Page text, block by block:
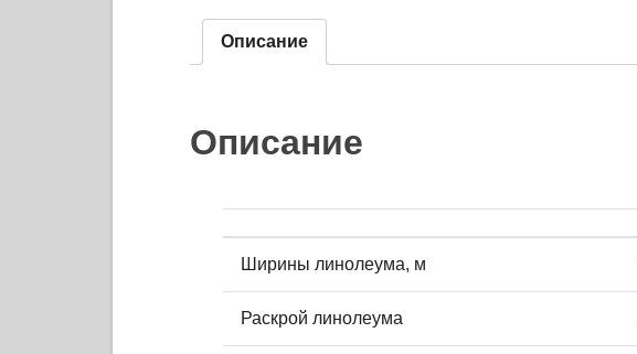
Описание
Описание
Ширины линолеума, м
Раскрой линолеума